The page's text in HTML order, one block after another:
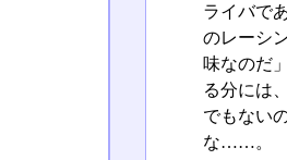
ライバで
のレーシ
味なのだ
る分には
でもな
な……。